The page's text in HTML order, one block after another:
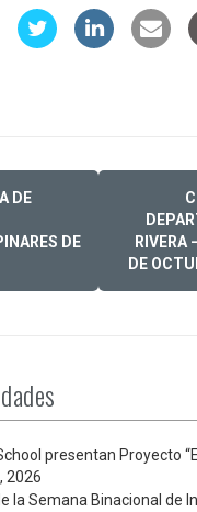
DE
DE
RIVERA
DE
presentan Proyecto
2026
la Semana Binacional de